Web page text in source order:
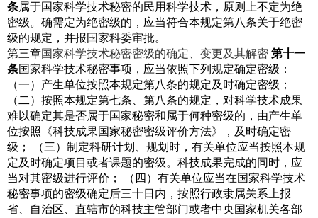
条属于国家科学技术秘密的民用科学技术，原则上不定为绝
密级。确需定为绝密级的，应当符合本规定第八条关于绝密
级的规定，并报国家科委审批。
第三章国家科学技术秘密密级的确定、变更及其解密 第十一
条国家科学技术秘密事项，应当依照下列规定确定密级：
（一）产生单位按照本规定第八条的规定及时确定密级；
（二）按照本规定第七条、第八条的规定，对科学技术成果
难以确定其是否属于国家秘密和属于何种密级的，由产生单
位按照《科技成果国家秘密密级评价方法》，及时确定密
级；
（三）制定科研计划、规划时，有关单位应当按照本规
定及时确定项目或者课题的密级。科技成果完成的同时，应
当对其密级进行评价；
（四）有关单位应当在国家科学技术
秘密事项的密级确定后三十日内，按照行政隶属关系上报
省、自治区、直辖市的科技主管部门或者中央国家机关各部